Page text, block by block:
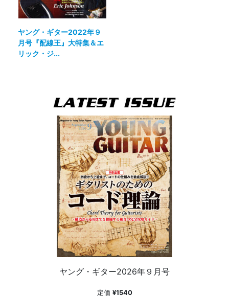
ヤング・ギター2022年９
月号『配線王』大特集＆エ
リック・ジ...
ヤング・ギター2026年９月号
定価 ¥1540